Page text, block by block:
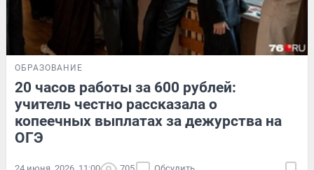
ОБРАЗОВАНИЕ
20 часов работы за 600 рублей:
учитель честно рассказала о
копеечных выплатах за дежурства на
ОГЭ
24 июня, 2026, 11:00 705 Обсудить